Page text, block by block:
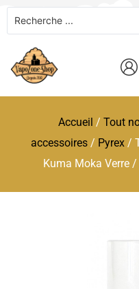
Accueil / Tout
accessoires / Pyrex /
Kuma Moka Verre